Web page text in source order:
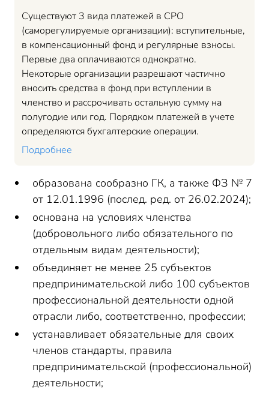
Существуют 3 вида платежей в СРО
(саморегулируемые организации): вступительные,
в компенсационный фонд и регулярные взносы.
Первые два оплачиваются однократно.
Некоторые организации разрешают частично
вносить средства в фонд при вступлении в
членство и рассрочивать остальную сумму на
полугодие или год. Порядком платежей в учете
определяются бухгалтерские операции.
Подробнее
образована сообразно ГК, а также ФЗ № 7
от 12.01.1996 (послед. ред. от 26.02.2024);
основана на условиях членства
(добровольного либо обязательного по
отдельным видам деятельности);
объединяет не менее 25 субъектов
предпринимательской либо 100 субъектов
профессиональной деятельности одной
отрасли либо, соответственно, профессии;
устанавливает обязательные для своих
членов стандарты, правила
предпринимательской (профессиональной)
деятельности;